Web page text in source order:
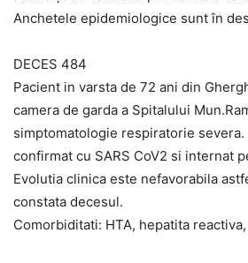
Anchetele epidemiologice sunt în
DECES 484
Pacient in varsta de 72 ani din
camera de garda a Spitalului
simptomatologie respiratorie severa.
confirmat cu SARS CoV2 si internat
Evolutia clinica este nefavorabila
constata decesul.
Comorbiditati: HTA, hepatita